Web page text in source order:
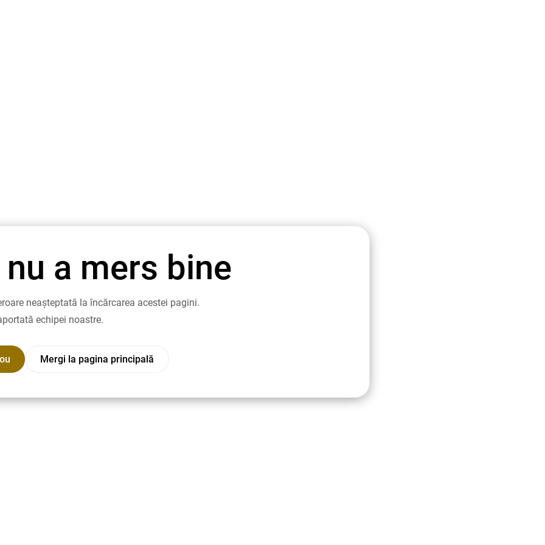
nu a mers bine
neașteptată la încărcarea acestei pagini.
echipei noastre.
Mergi la pagina principală